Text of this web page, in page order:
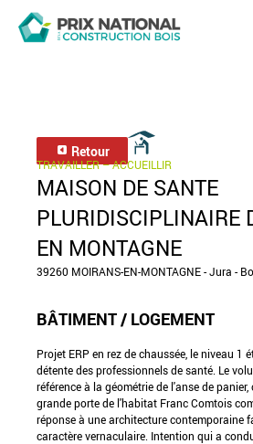
Retour
TRAVAILLER – ACCUEILLIR
MAISON DE SANTE
PLURIDISCIPLINAIRE
EN MONTAGNE
39260 MOIRANS-EN-MONTAGNE - Jura -
BÂTIMENT / LOGEMENT
Projet ERP en rez de chaussée, le niveau 1
détente des professionnels de santé. Le
référence à la géométrie de l'anse de
grande porte de l'habitat Franc Comtois
réponse à une architecture contemporaine
caractère vernaculaire. Intention qui a